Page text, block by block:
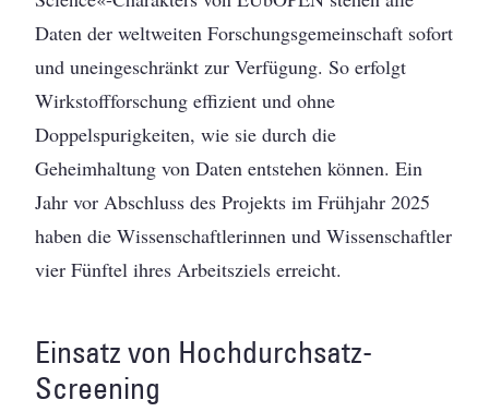
Daten der ­weltweiten Forschungsgemeinschaft sofort
und uneingeschränkt zur Verfügung. So erfolgt
Wirkstoffforschung effizient und ohne
Doppelspurigkeiten, wie sie durch die
Geheimhaltung von Daten entstehen können. Ein
Jahr vor Abschluss des Projekts im Frühjahr 2025
haben die Wissenschaftlerinnen und Wissenschaftler
vier Fünftel ihres Arbeitsziels erreicht.
Einsatz von Hochdurchsatz-
Screening